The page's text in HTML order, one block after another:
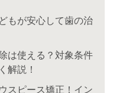
もが安心して歯の治
は使える？対象条件
解説！
スピース矯正！イン